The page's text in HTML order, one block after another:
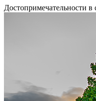
Достопримечательности в